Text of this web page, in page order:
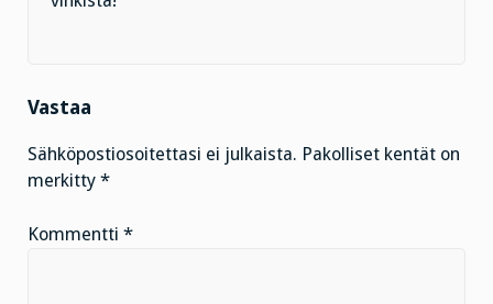
Vastaa
Sähköpostiosoitettasi ei julkaista. Pakolliset kentät on
merkitty *
Kommentti *